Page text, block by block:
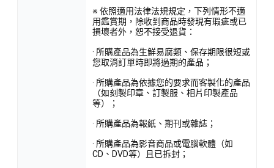
※ 依照適用法律法規規定，下列情形不適
用鑑賞期，除收到商品時發現有瑕疵或已
損壞者外，恕不接受退貨：
· 所購產品為生鮮易腐類、保存期限很短或
您取消訂單時即將過期的產品；
· 所購產品為依據您的要求而客製化的產品
（如刻製印章、訂製服、相片印製產品
等）；
· 所購產品為報紙、期刊或雜誌；
· 所購產品為影音商品或電腦軟體（如
CD、DVD等）且已拆封；